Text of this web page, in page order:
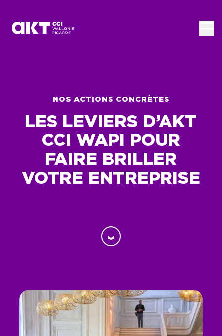
NOS ACTIONS CONCRÈTES
LES LEVIERS D’AKT
CCI WAPI POUR
FAIRE BRILLER
VOTRE ENTREPRISE